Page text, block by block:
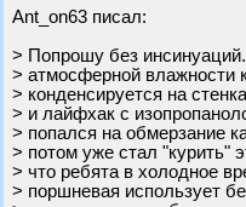
Ant_on63 писал:
> Попрошу без
> атмосферной влажности
> конденсируется на
> и лайфхак с
> попался на обмерзание
> потом уже стал "курить"
> что ребята в холодное
> поршневая использует